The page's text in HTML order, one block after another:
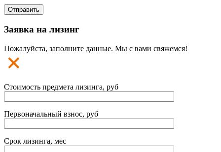
Заявка на лизинг
Пожалуйста, заполните данные. Мы с вами свяжемся!
Стоимость предмета лизинга, руб
Первоначальный взнос, руб
Срок лизинга, мес